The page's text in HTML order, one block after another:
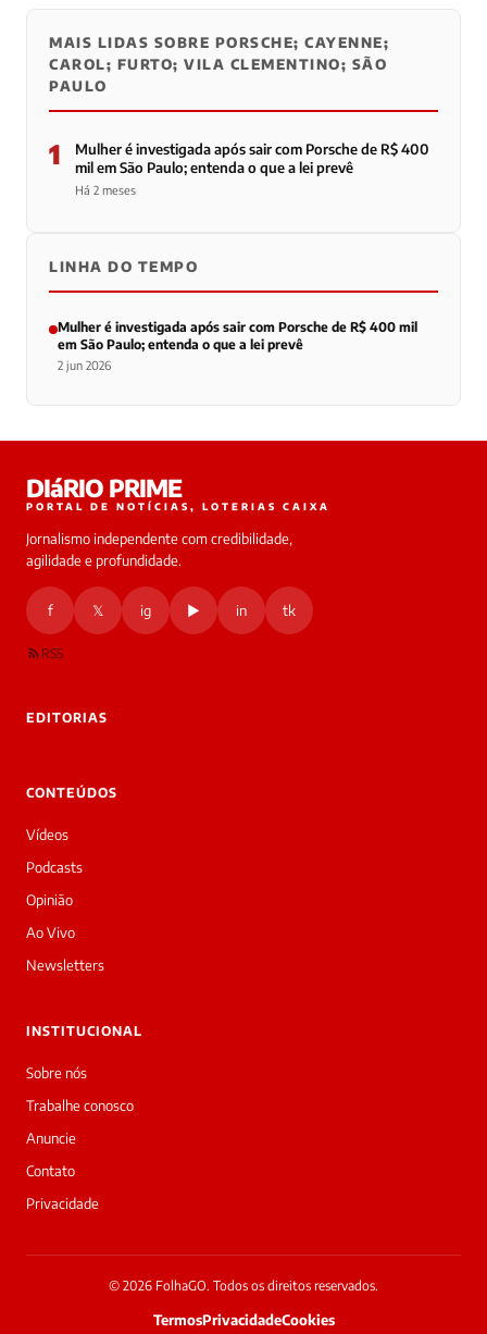
MAIS LIDAS SOBRE PORSCHE; CAYENNE;
CAROL; FURTO; VILA CLEMENTINO; SÃO
PAULO
1
Mulher é investigada após sair com Porsche de R$ 400
mil em São Paulo; entenda o que a lei prevê
Há 2 meses
LINHA DO TEMPO
Mulher é investigada após sair com Porsche de R$ 400 mil
em São Paulo; entenda o que a lei prevê
2 jun 2026
DIáRIO PRIME
PORTAL DE NOTÍCIAS, LOTERIAS CAIXA
Jornalismo independente com credibilidade,
agilidade e profundidade.
f 𝕏 ig ▶ in tk
RSS
EDITORIAS
CONTEÚDOS
Vídeos
Podcasts
Opinião
Ao Vivo
Newsletters
INSTITUCIONAL
Sobre nós
Trabalhe conosco
Anuncie
Contato
Privacidade
© 2026 FolhaGO. Todos os direitos reservados.
TermosPrivacidadeCookies